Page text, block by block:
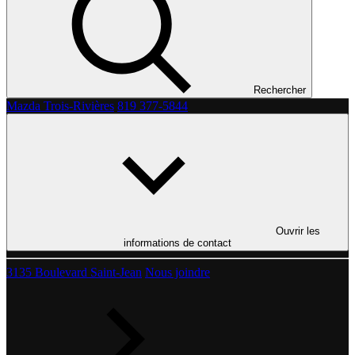
Rechercher
Mazda Trois-Rivières 819 377-5844
Ouvrir les
informations de contact
3135 Boulevard Saint-Jean Nous joindre